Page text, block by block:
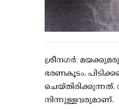
ശ്രീനഗര്‍:
ഭരണകൂടം.
ചെയ്തിരിക്കുന്നത്.
നിന്നുള്ളവരുമാണ്.